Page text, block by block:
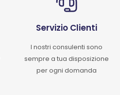
Servizio Clienti
I nostri consulenti sono
sempre a tua disposizione
per ogni domanda